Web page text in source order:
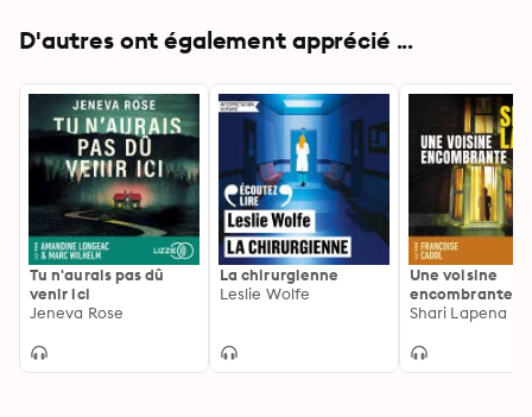
D'autres ont également apprécié ...
Tu n'aurais pas dû
venir ici
Jeneva Rose
La chirurgienne
Leslie Wolfe
Une voisine
encombrante:
psychologique
l'auteure du
Shari Lapena